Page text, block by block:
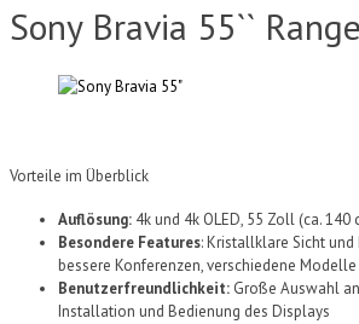
Sony Bravia 55`` Range
Vorteile im Überblick
Auflösung: 4k und 4k OLED, 55 Zoll (ca. 140
Besondere Features: Kristallklare Sicht
bessere Konferenzen, verschiedene
Benutzerfreundlichkeit: Große Auswahl
Installation und Bedienung des Displays